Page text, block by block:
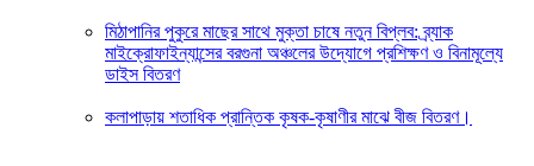
মিঠাপানির পুকুরে মাছের সাথে মুক্তা চাষে নতুন বিপ্লব: ব্র্যাক
মাইক্রোফাইন্যান্সের বরগুনা অঞ্চলের উদ্যোগে প্রশিক্ষণ ও বিনামূল্যে
ডাইস বিতরণ
কলাপাড়ায় শতাধিক প্রান্তিক কৃষক-কৃষাণীর মাঝে বীজ বিতরণ।